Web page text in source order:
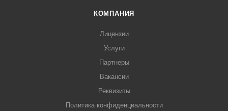
КОМПАНИЯ
Лицензии
Услуги
Партнеры
Вакансии
Реквизиты
Политика конфиденциальности